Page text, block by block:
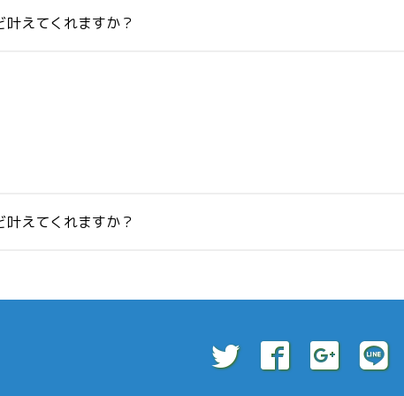
えてくれますか？
えてくれますか？